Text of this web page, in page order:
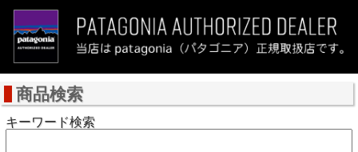
商品検索
キーワード検索